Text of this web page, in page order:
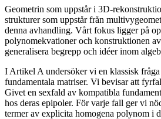
Geometrin som uppstår i 3D-
strukturer som uppstår från
denna avhandling. Vårt fokus ligger på
polynomekvationer och konstruktionen
generalisera begrepp och idéer inom
I Artikel A undersöker vi en klassisk
fundamentala matriser. Vi bevisar att
Givet en sexfald av kompatibla
hos deras epipoler. För varje fall ger vi
termer av explicita homogena polynom i